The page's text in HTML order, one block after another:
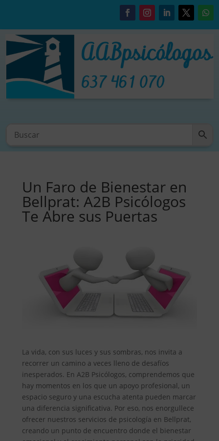
Un Faro de Bienestar en
Bellprat: A2B Psicólogos
Te Abre sus Puertas
La vida, con sus luces y sus sombras, nos invita a
recorrer un camino a veces lleno de desafíos
inesperados. En A2B Psicólogos, comprendemos que
hay momentos en los que un apoyo profesional, un
espacio seguro y una escucha atenta pueden marcar
una diferencia significativa. Por eso, nos enorgullece
ofrecer nuestros servicios de psicología en Bellprat,
creando un punto de encuentro donde el bienestar